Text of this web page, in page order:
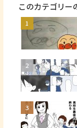
このカテゴリー